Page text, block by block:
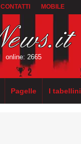
CONTATTI MOBILE
online: 2665
Pagelle I tabellini